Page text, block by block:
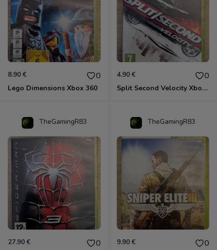
8.90 € 0
Lego Dimensions Xbox 360
4.90 € 0
Split Second Velocity Xbox 360
TheGamingR83
27.90 € 0
TheGamingR83
9.90 € 0